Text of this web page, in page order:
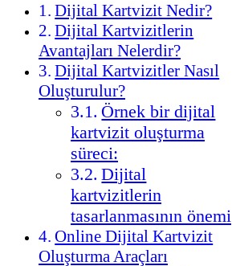
Dijital Kartvizit Nedir?
Dijital Kartvizitlerin
Avantajları Nelerdir?
Dijital Kartvizitler Nasıl
Oluşturulur?
Örnek bir dijital
kartvizit oluşturma
süreci:
Dijital
kartvizitlerin
tasarlanmasının önemi
Online Dijital Kartvizit
Oluşturma Araçları